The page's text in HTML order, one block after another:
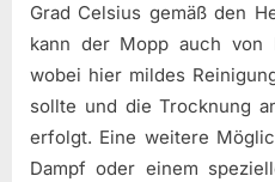
Grad Celsius gemäß den
kann der Mopp auch von
wobei hier mildes
sollte und die Trocknung
erfolgt. Eine weitere
Dampf oder einem